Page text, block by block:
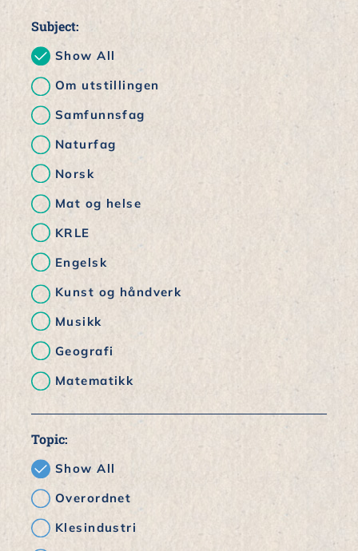
Subject:
Show All
Om utstillingen
Samfunnsfag
Naturfag
Norsk
Mat og helse
KRLE
Engelsk
Kunst og håndverk
Musikk
Geografi
Matematikk
Topic:
Show All
Overordnet
Klesindustri